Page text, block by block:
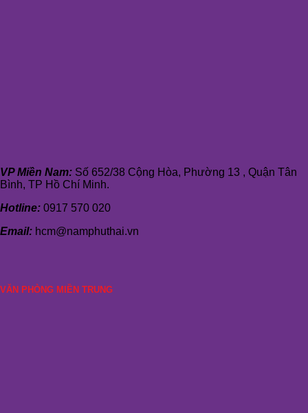
VP Miền Nam: Số 652/38 Cộng Hòa, Phường 13 , Quận Tân
Bình, TP Hồ Chí Minh.
Hotline: 0917 570 020
Email: hcm@namphuthai.vn
VĂN PHÒNG MIỀN TRUNG